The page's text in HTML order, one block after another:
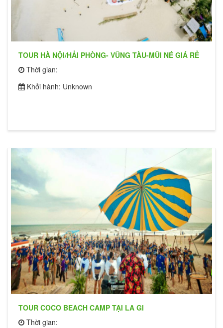
TOUR HÀ NỘI/HẢI PHÒNG- VŨNG TÀU-MŨI NÉ GIÁ RẺ
Thời gian:
Khởi hành: Unknown
TOUR COCO BEACH CAMP TẠI LA GI
Thời gian: